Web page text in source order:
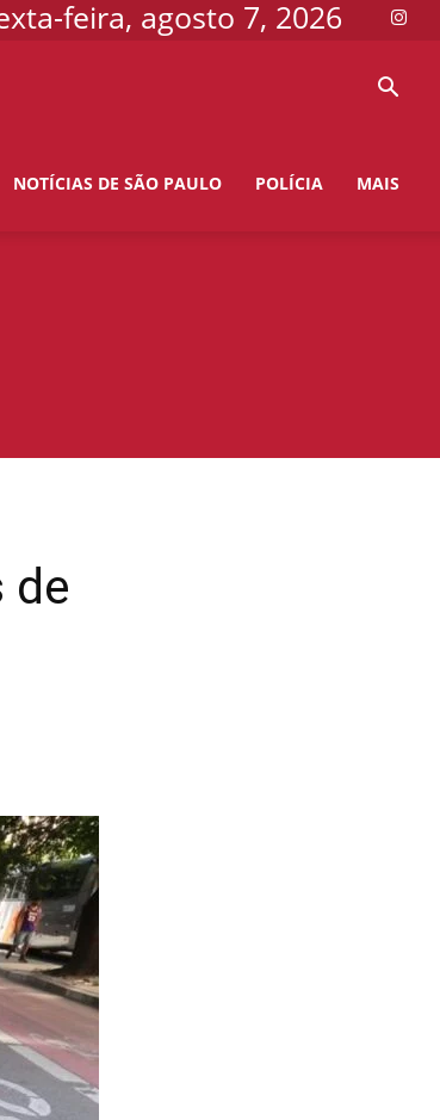
feira, agosto 7, 2026
NOTÍCIAS DE SÃO PAULO POLÍCIA MAIS
de